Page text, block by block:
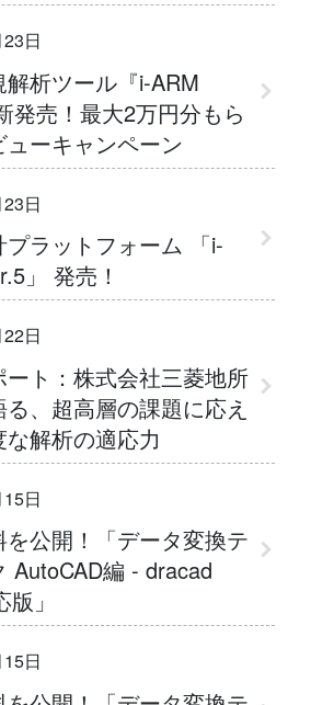
日
析ツール『i-ARM
発売！最大2万円分もら
ューキャンペーン
日
プラットフォーム 「i-
」 発売！
日
ート：株式会社三菱地所
、超高層の課題に応え
な解析の適応力
日
公開！「データ変換テ
AutoCAD編 - dracad
」
日